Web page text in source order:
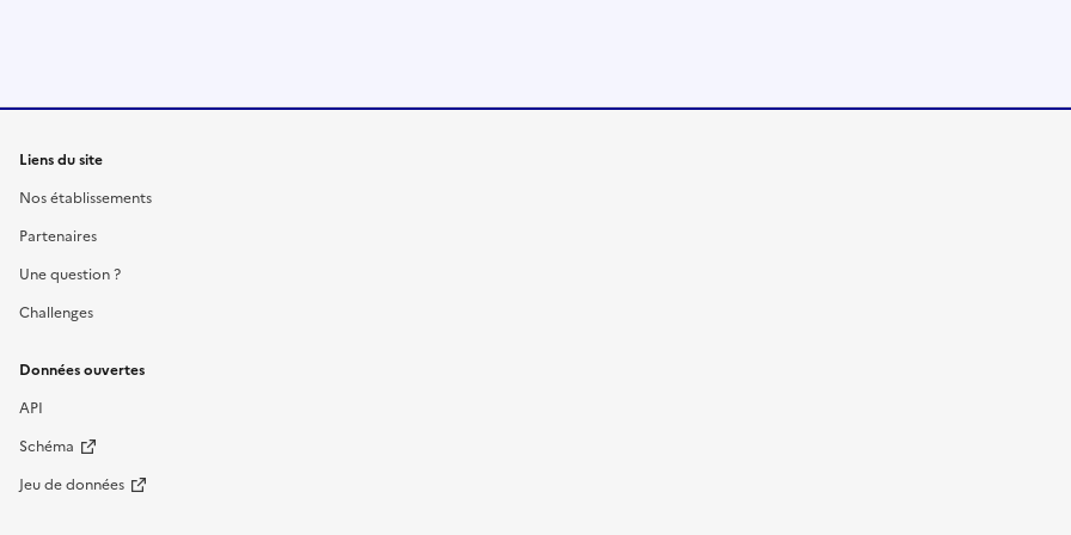
Liens du site
Nos établissements
Partenaires
Une question ?
Challenges
Données ouvertes
API
Schéma
Jeu de données